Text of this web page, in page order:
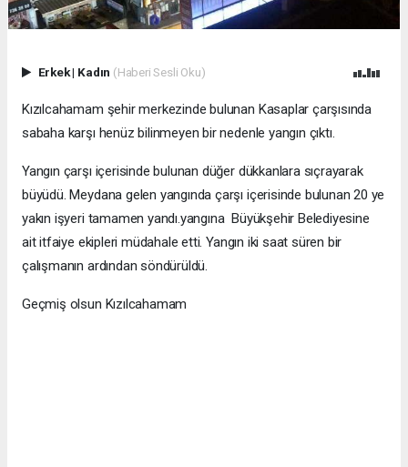
Erkek| Kadın (Haberi Sesli Oku)
Kızılcahamam şehir merkezinde bulunan Kasaplar çarşısında
sabaha karşı henüz bilinmeyen bir nedenle yangın çıktı.
Yangın çarşı içerisinde bulunan düğer dükkanlara sıçrayarak
büyüdü. Meydana gelen yangında çarşı içerisinde bulunan 20 ye
yakın işyeri tamamen yandı.yangına Büyükşehir Belediyesine
ait itfaiye ekipleri müdahale etti. Yangın iki saat süren bir
çalışmanın ardından söndürüldü.
Geçmiş olsun Kızılcahamam